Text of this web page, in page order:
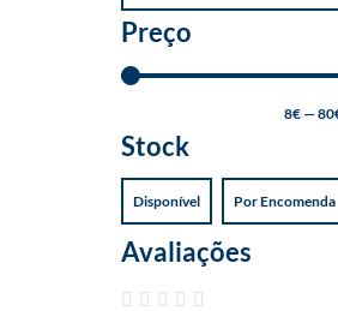
CARROÇARIA
CHAVES E TAMPAS
ELEVADORES VIDRO
FECHOS E
FIBRAS
Preço
8€ —80
Stock
Disponível Por Encomenda
Avaliações